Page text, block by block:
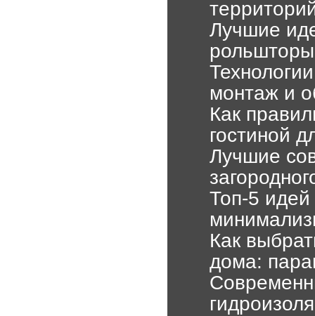
Лучшие
монтаж и
Как
гостиной
Лучшие
Топ-5 идей
Как
дома: